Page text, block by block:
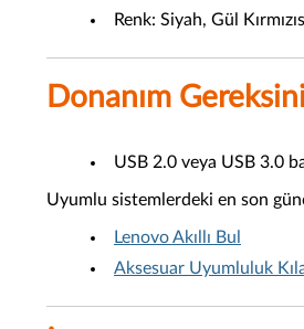
Renk: Siyah, Gül
Donanım
USB 2.0 veya USB 3.0
Uyumlu sistemlerdeki en son
Lenovo Akıllı Bul
Aksesuar Uyumluluk